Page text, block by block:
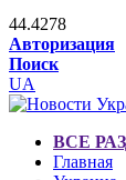
44.4278
Авторизация
Поиск
UA
ВСЕ
Главная